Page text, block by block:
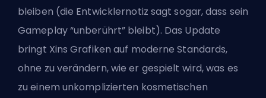
bleiben (die Entwicklernotiz sagt sogar, dass sein
Gameplay “unberührt” bleibt). Das Update
bringt Xins Grafiken auf moderne Standards,
ohne zu verändern, wie er gespielt wird, was es
zu einem unkomplizierten kosmetischen